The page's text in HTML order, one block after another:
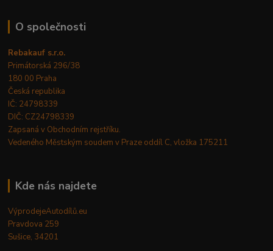
O společnosti
Rebakauf s.r.o.
Primátorská 296/38
180 00 Praha
Česká republika
IČ: 24798339
DIČ: CZ24798339
Zapsaná v Obchodním rejstříku.
Vedeného Městským soudem v Praze oddíl C, vložka 175211
Kde nás najdete
VýprodejeAutodílů.eu
Pravdova 259
Sušice, 34201